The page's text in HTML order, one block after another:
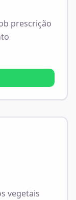
prescrição
vegetais